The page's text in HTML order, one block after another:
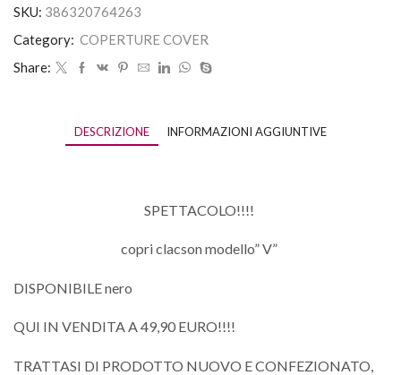
SKU: 386320764263
Category: COPERTURE COVER
Share:
DESCRIZIONE INFORMAZIONI AGGIUNTIVE
SPETTACOLO!!!!
copri clacson modello” V”
DISPONIBILE nero
QUI IN VENDITA A 49,90 EURO!!!!
TRATTASI DI PRODOTTO NUOVO E CONFEZIONATO,